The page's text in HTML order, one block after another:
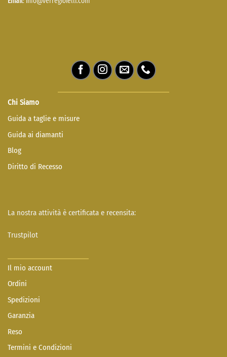
Chi Siamo
Guida a taglie e misure
Guida ai diamanti
Blog
Diritto di Recesso
La nostra attività è certificata e recensita:
Trustpilot
Il mio account
Ordini
Spedizioni
Garanzia
Reso
Termini e Condizioni